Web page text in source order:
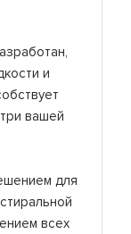
и
вашей
для
всех